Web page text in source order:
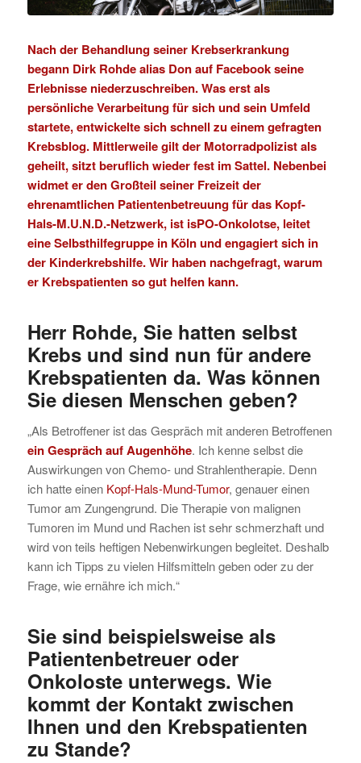
Nach der Behandlung seiner Krebserkrankung
begann Dirk Rohde alias Don auf Facebook seine
Erlebnisse niederzuschreiben. Was erst als
persönliche Verarbeitung für sich und sein Umfeld
startete, entwickelte sich schnell zu einem gefragten
Krebsblog. Mittlerweile gilt der Motorradpolizist als
geheilt, sitzt beruflich wieder fest im Sattel. Nebenbei
widmet er den Großteil seiner Freizeit der
ehrenamtlichen Patientenbetreuung für das Kopf-
Hals-M.U.N.D.-Netzwerk, ist isPO-Onkolotse, leitet
eine Selbsthilfegruppe in Köln und engagiert sich in
der Kinderkrebshilfe. Wir haben nachgefragt, warum
er Krebspatienten so gut helfen kann.
Herr Rohde, Sie hatten selbst
Krebs und sind nun für andere
Krebspatienten da. Was können
Sie diesen Menschen geben?
„Als Betroffener ist das Gespräch mit anderen Betroffenen
ein Gespräch auf Augenhöhe. Ich kenne selbst die
Auswirkungen von Chemo- und Strahlentherapie. Denn
ich hatte einen Kopf-Hals-Mund-Tumor, genauer einen
Tumor am Zungengrund. Die Therapie von malignen
Tumoren im Mund und Rachen ist sehr schmerzhaft und
wird von teils heftigen Nebenwirkungen begleitet. Deshalb
kann ich Tipps zu vielen Hilfsmitteln geben oder zu der
Frage, wie ernähre ich mich.“
Sie sind beispielsweise als
Patientenbetreuer oder
Onkoloste unterwegs. Wie
kommt der Kontakt zwischen
Ihnen und den Krebspatienten
zu Stande?